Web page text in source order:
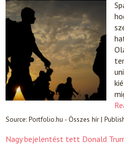
Source:Portfolio.hu - Összes hír|
Nagy bejelentést tett Donald